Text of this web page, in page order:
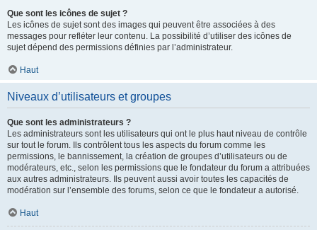
Que sont les icônes de sujet ?
Les icônes de sujet sont des images qui peuvent être associées à des
messages pour refléter leur contenu. La possibilité d’utiliser des icônes de
sujet dépend des permissions définies par l’administrateur.
Haut
Niveaux d’utilisateurs et groupes
Que sont les administrateurs ?
Les administrateurs sont les utilisateurs qui ont le plus haut niveau de contrôle
sur tout le forum. Ils contrôlent tous les aspects du forum comme les
permissions, le bannissement, la création de groupes d’utilisateurs ou de
modérateurs, etc., selon les permissions que le fondateur du forum a attribuées
aux autres administrateurs. Ils peuvent aussi avoir toutes les capacités de
modération sur l’ensemble des forums, selon ce que le fondateur a autorisé.
Haut